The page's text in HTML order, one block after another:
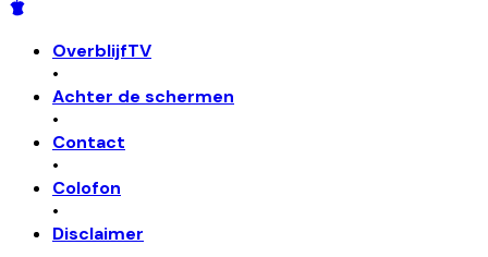
OverblijfTV
•
Achter de schermen
•
Contact
•
Colofon
•
Disclaimer